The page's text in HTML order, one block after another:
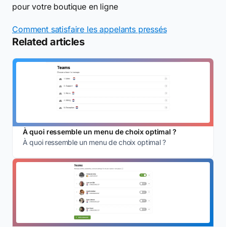
pour votre boutique en ligne
Comment satisfaire les appelants pressés
Related articles
À quoi ressemble un menu de choix optimal ?
À quoi ressemble un menu de choix optimal ?